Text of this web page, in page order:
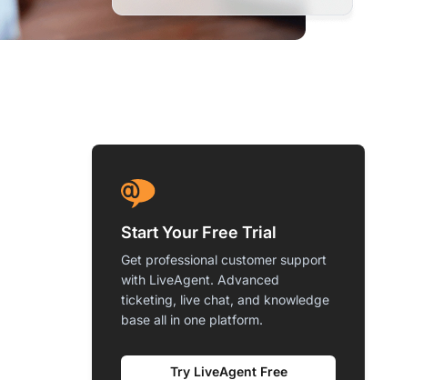
Start Your Free Trial
Get professional customer support
with LiveAgent. Advanced
ticketing, live chat, and knowledge
base all in one platform.
Try LiveAgent Free